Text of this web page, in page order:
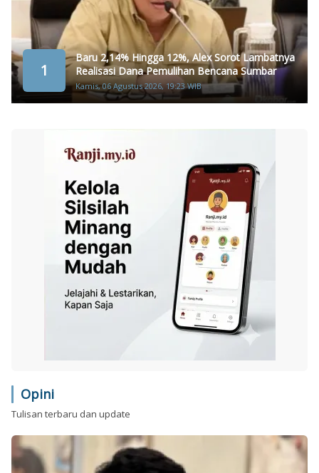
1
Baru 2,14% Hingga 12%, Alex Sorot Lambatnya
Realisasi Dana Pemulihan Bencana Sumbar
Kamis, 06 Agustus 2026, 19:23 WIB
Opini
Tulisan terbaru dan update